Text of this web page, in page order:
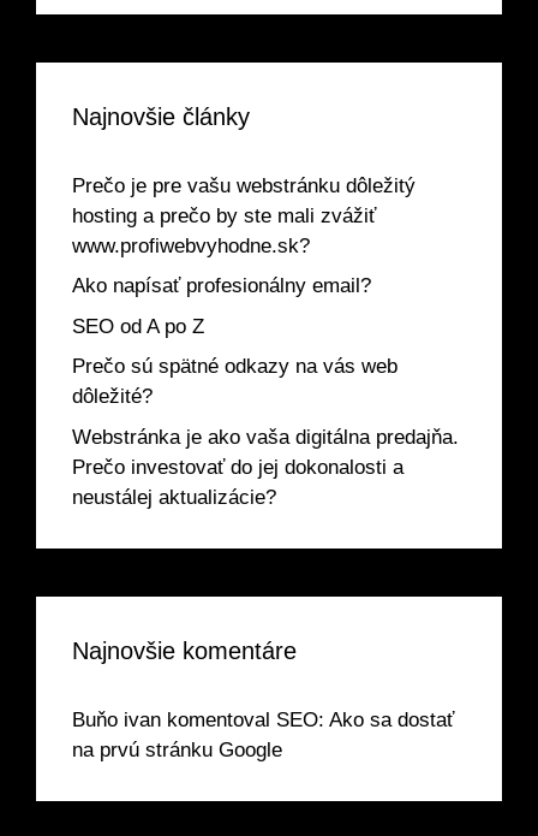
Najnovšie články
Prečo je pre vašu webstránku dôležitý
hosting a prečo by ste mali zvážiť
www.profiwebvyhodne.sk?
Ako napísať profesionálny email?
SEO od A po Z
Prečo sú spätné odkazy na vás web
dôležité?
Webstránka je ako vaša digitálna predajňa.
Prečo investovať do jej dokonalosti a
neustálej aktualizácie?
Najnovšie komentáre
Buňo ivan komentoval SEO: Ako sa dostať
na prvú stránku Google